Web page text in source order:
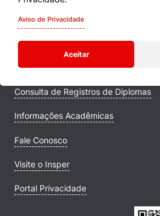
Aviso de Privacidade
Aceitar
Quem Somos
Comunidade Transforme
Campus
Consulta de Registros de Diplomas
Informações Acadêmicas
Fale Conosco
Visite o Insper
Portal Privacidade